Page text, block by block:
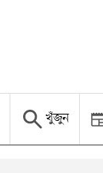
খুঁজুন